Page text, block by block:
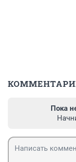
Пока